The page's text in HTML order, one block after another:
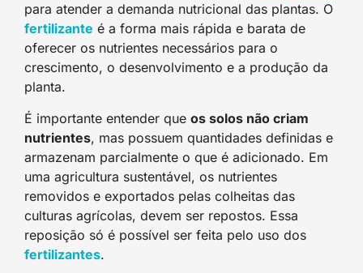
para atender a demanda nutricional das plantas. O
fertilizante é a forma mais rápida e barata de
oferecer os nutrientes necessários para o
crescimento, o desenvolvimento e a produção da
planta.
É importante entender que os solos não criam
nutrientes, mas possuem quantidades definidas e
armazenam parcialmente o que é adicionado. Em
uma agricultura sustentável, os nutrientes
removidos e exportados pelas colheitas das
culturas agrícolas, devem ser repostos. Essa
reposição só é possível ser feita pelo uso dos
fertilizantes.